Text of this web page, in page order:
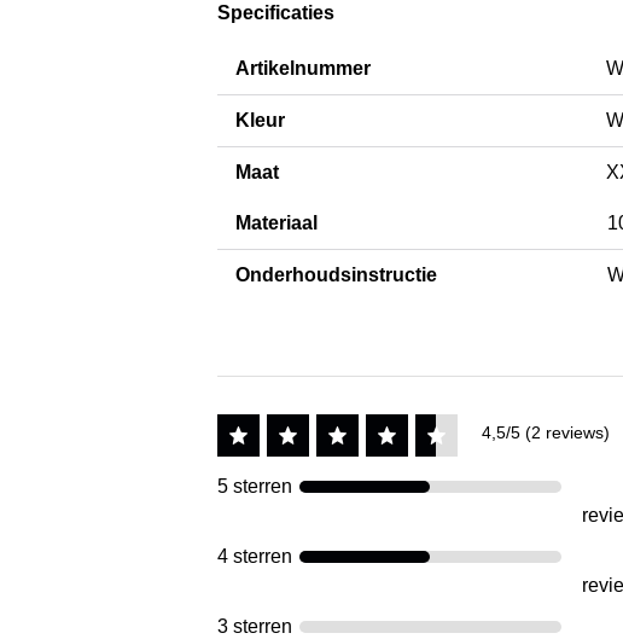
Specificaties
Artikelnummer
Kleur
Maat
Materiaal
Onderhoudsinstructie
4,5/5 (2 reviews)
5 sterren
4 sterren
3 sterren